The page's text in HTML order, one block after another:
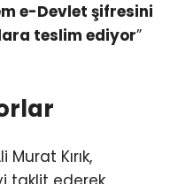
e-Devlet şifresini
teslim ediyor”
Murat Kırık,